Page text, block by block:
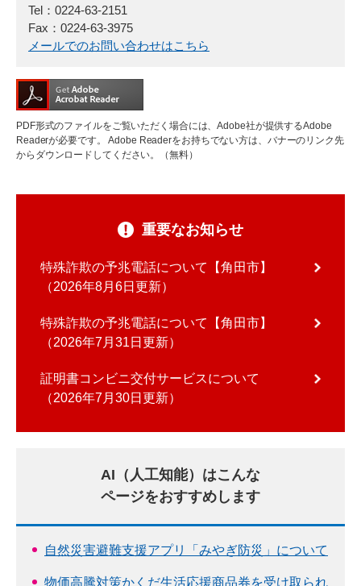
Tel：0224-63-2151
Fax：0224-63-3975
メールでのお問い合わせはこちら
PDF形式のファイルをご覧いただく場合には、Adobe社が提供するAdobe
Readerが必要です。
Adobe Readerをお持ちでない方は、バナーのリンク先
からダウンロードしてください。（無料）
重要なお知らせ
特殊詐欺の予兆電話について【角田市】
2026年8月6日更新
特殊詐欺の予兆電話について【角田市】
2026年7月31日更新
証明書コンビニ交付サービスについて
2026年7月30日更新
AI（人工知能）はこんな
ページをおすすめします
自然災害避難支援アプリ「みやぎ防災」について
物価高騰対策かくだ生活応援商品券を受け取られ